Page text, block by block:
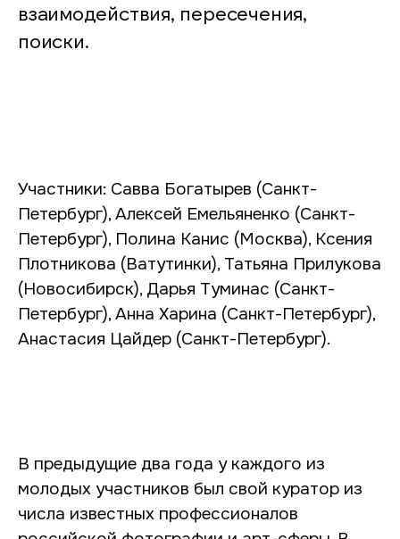
взаимодействия, пересечения,
поиски.
Участники: Савва Богатырев (Санкт-
Петербург), Алексей Емельяненко (Санкт-
Петербург), Полина Канис (Москва), Ксения
Плотникова (Ватутинки), Татьяна Прилукова
(Новосибирск), Дарья Туминас (Санкт-
Петербург), Анна Харина (Санкт-Петербург),
Анастасия Цайдер (Санкт-Петербург).
В предыдущие два года у каждого из
молодых участников был свой куратор из
числа известных профессионалов